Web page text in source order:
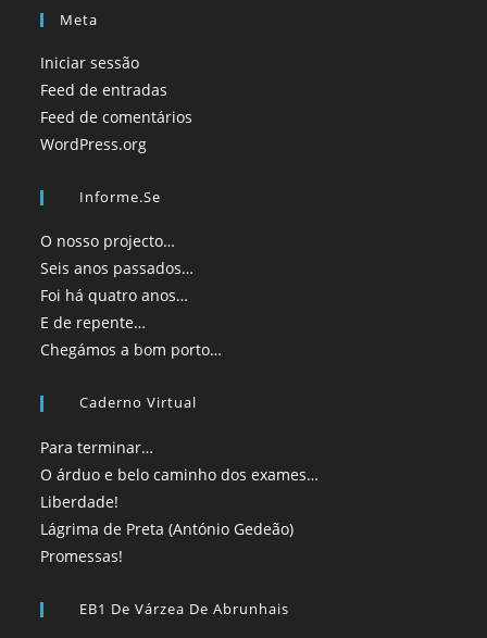
Meta
Iniciar sessão
Feed de entradas
Feed de comentários
WordPress.org
Informe.se
O nosso projecto…
Seis anos passados…
Foi há quatro anos…
E de repente…
Chegámos a bom porto…
Caderno Virtual
Para terminar…
O árduo e belo caminho dos exames…
Liberdade!
Lágrima de Preta (António Gedeão)
Promessas!
EB1 De Várzea De Abrunhais